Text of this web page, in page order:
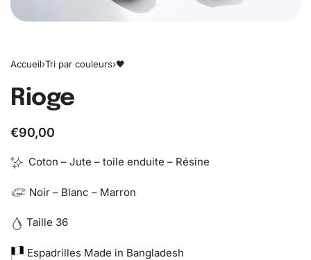
Accueil›Tri par couleurs›🖤
Rioge
€90,00
Coton – Jute – toile enduite – Résine
Noir – Blanc – Marron
Taille 36
Espadrilles Made in Bangladesh